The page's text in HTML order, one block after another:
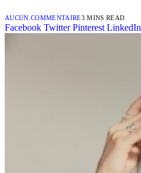
AUCUN COMMENTAIRE3 MINS READ
Facebook Twitter Pinterest LinkedIn